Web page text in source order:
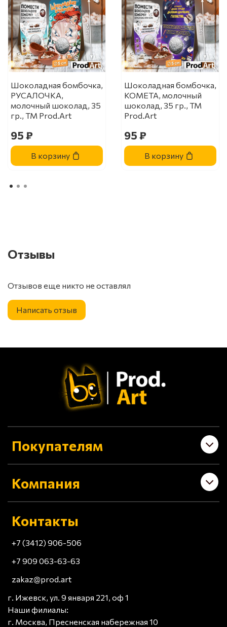
Шоколадная бомбочка,
РУСАЛОЧКА,
молочный шоколад, 35
гр., ТМ Prod.Art
95 ₽
В корзину
Шоколадная бомбочка,
КОМЕТА, молочный
шоколад, 35 гр., ТМ
Prod.Art
95 ₽
В корзину
Отзывы
Отзывов еще никто не оставлял
Написать отзыв
Покупателям
Компания
Контакты
+7 (3412) 906-506
+7 909 063-63-63
zakaz@prod.art
г. Ижевск, ул. 9 января 221, оф 1
Наши филиалы:
г. Москва, Пресненская набережная 10